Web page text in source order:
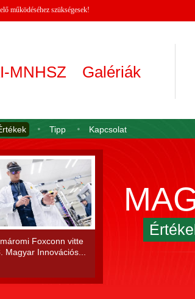
működéséhez szükségesek!
MNHSZ Galériák
Tipp Kapcsolat
Foxconn vitte
Magyar Innovációs...